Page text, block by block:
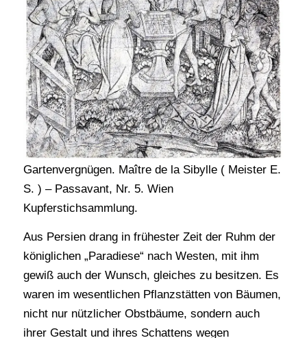
Gartenvergnügen. Maître de la Sibylle ( Meister E.
S. ) – Passavant, Nr. 5. Wien
Kupferstichsammlung.
Aus Persien drang in frühester Zeit der Ruhm der
königlichen „Paradiese“ nach Westen, mit ihm
gewiß auch der Wunsch, gleiches zu besitzen. Es
waren im wesentlichen Pflanzstätten von Bäumen,
nicht nur nützlicher Obstbäume, sondern auch
ihrer Gestalt und ihres Schattens wegen